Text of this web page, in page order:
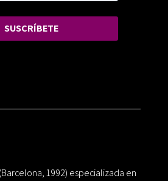
SUSCRÍBETE
1992) especializada en